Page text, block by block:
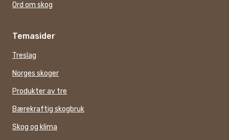
Ord om skog
Temasider
Treslag
Norges skoger
Produkter av tre
Bærekraftig skogbruk
Skog og klima